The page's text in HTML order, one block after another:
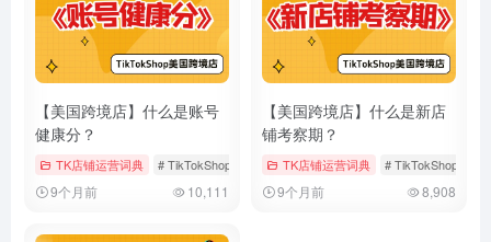
【美国跨境店】什么是账号
健康分？
TK店铺运营词典 # TikTokShop # 健康分 # 店铺运营
9个月前 10,111
【美国跨境店】什么是新店
铺考察期？
TK店铺运营词典 # TikTokShop
9个月前 8,908